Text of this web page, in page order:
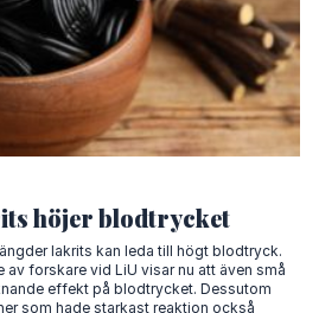
höjer blodtrycket
lakrits kan leda till högt blodtryck.
forskare vid LiU visar nu att även små
effekt på blodtrycket. Dessutom
som hade starkast reaktion också